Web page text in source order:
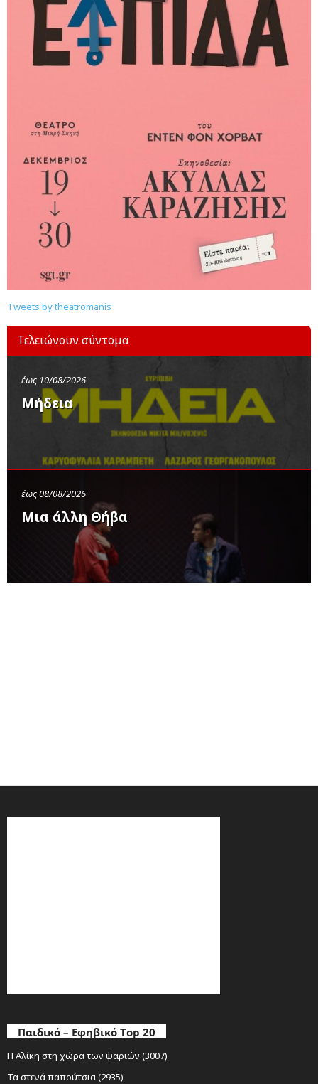
Tweets by theatromanis
Τελειώνουν σύντομα
έως 10/08/2026
Μήδεια
έως 08/08/2026
Μια άλλη Θήβα
Παιδικό – Εφηβικό Top 20
Η Αλίκη στη χώρα των ψαριών (3007)
Τα στενά παπούτσια (2935)